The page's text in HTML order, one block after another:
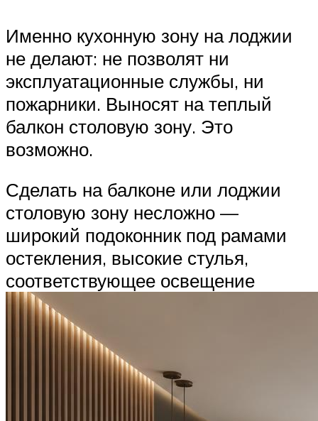
Именно кухонную зону на лоджии
не делают: не позволят ни
эксплуатационные службы, ни
пожарники. Выносят на теплый
балкон столовую зону. Это
возможно.
Сделать на балконе или лоджии
столовую зону несложно —
широкий подоконник под рамами
остекления, высокие стулья,
соответствующее освещение